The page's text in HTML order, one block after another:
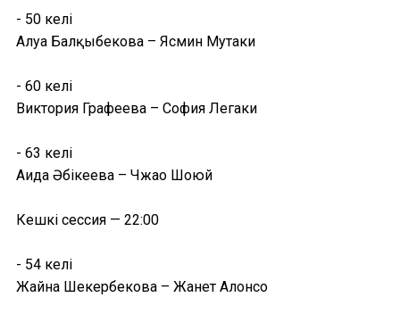
- 50 келі
Алуа Балқыбекова – Ясмин Мутаки
- 60 келі
Виктория Графеева – София Легаки
- 63 келі
Аида Әбікеева – Чжао Шоюй
Кешкі сессия — 22:00
- 54 келі
Жайна Шекербекова – Жанет Алонсо